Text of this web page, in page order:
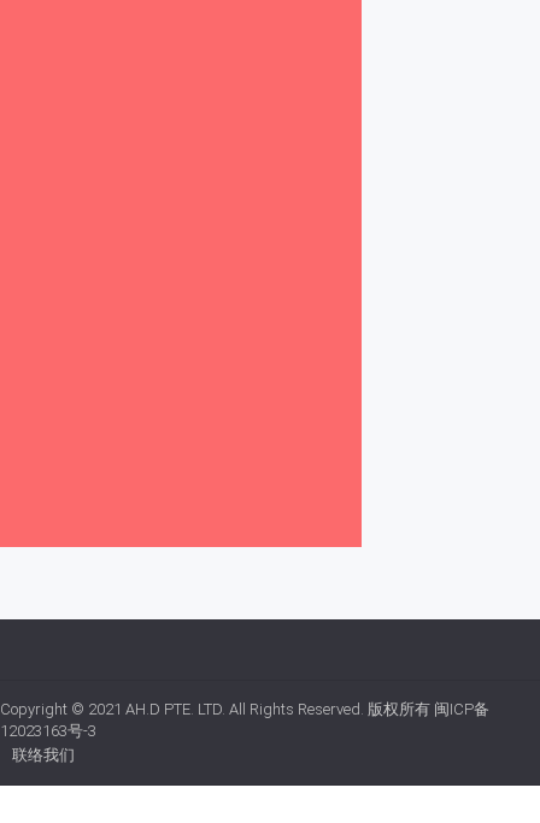
Copyright © 2021 AH.D PTE. LTD. All Rights Reserved. 版权所有 闽ICP备
12023163号-3
联络我们